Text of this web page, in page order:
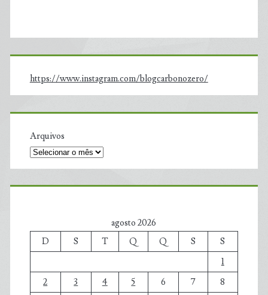
https://www.instagram.com/blogcarbonozero/
Arquivos
agosto 2026
D
S T Q Q S
S
1
2
3 4 5 6 7
8